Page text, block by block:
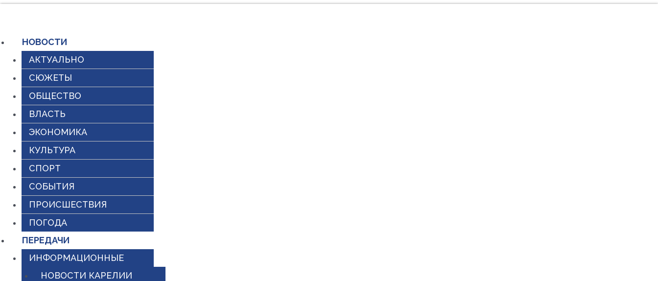
содержимому
НОВОСТИ
АКТУАЛЬНО
СЮЖЕТЫ
ОБЩЕСТВО
ВЛАСТЬ
ЭКОНОМИКА
КУЛЬТУРА
СПОРТ
СОБЫТИЯ
ПРОИСШЕСТВИЯ
ПОГОДА
ПЕРЕДАЧИ
ИНФОРМАЦИОННЫЕ
НОВОСТИ КАРЕЛИИ